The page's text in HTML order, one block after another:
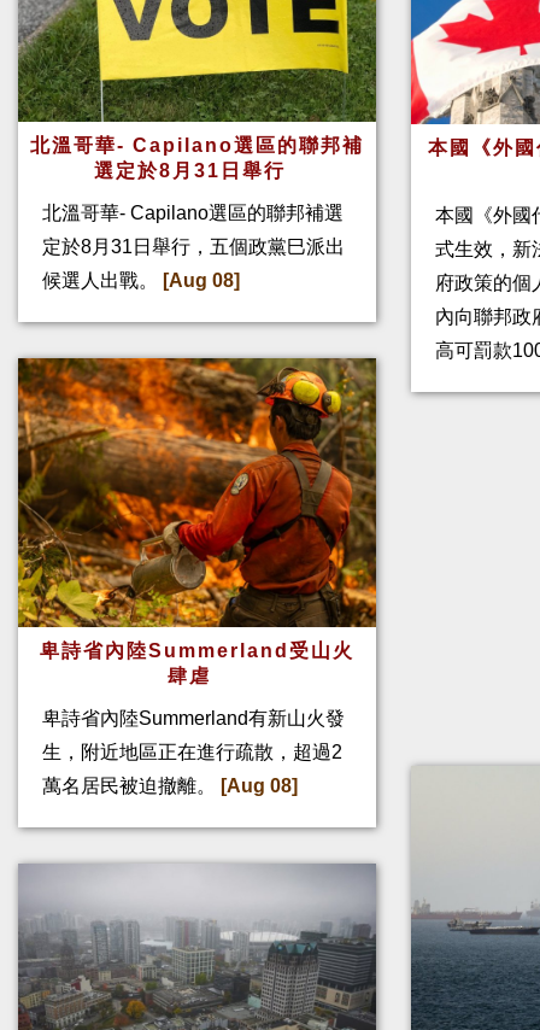
北溫哥華- Capilano選區的聯邦補
選定於8月31日舉行
北溫哥華- Capilano選區的聯邦補選
定於8月31日舉行，五個政黨巳派出
候選人出戰。
[Aug 08]
卑詩省內陸Summerland受山火
肆虐
卑詩省內陸Summerland有新山火發
生，附近地區正在進行疏散，超過2
萬名居民被迫撤離。
[Aug 08]
本國《外
本國《外國
式生效，新
府政策的個
內向聯邦政
高可罰款